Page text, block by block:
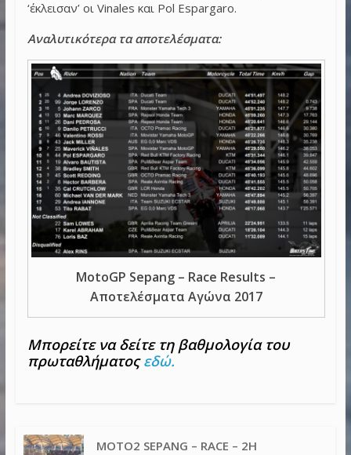
‘έκλεισαν’ οι Vinales και Pol Espargaro.
Αναλυτικότερα τα αποτελέσματα:
MotoGP Sepang – Race Results –
Αποτελέσματα Αγώνα 2017
Μπορείτε να δείτε τη βαθμολογία του
πρωταθλήματοςεδώ.
MOTO2 SEPANG – RACE – 2Η